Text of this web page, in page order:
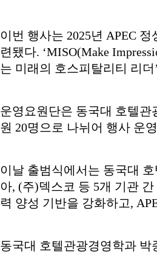
이번 행사는 2025년 APEC
련됐다. ‘MISO(Make
는 미래의 호스피탈리티 리더
운영요원단은 동국대 호텔관
원 20명으로 나뉘어 행사 운
이날 출범식에서는 동국대
아, (주)덱스코 등 5개 기관
력 양성 기반을 강화하고,
동국대 호텔관광경영학과 박